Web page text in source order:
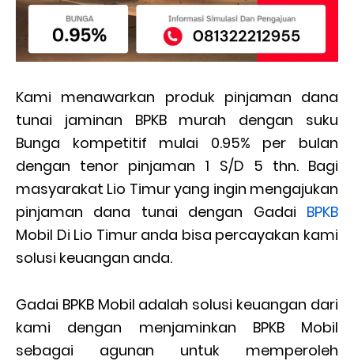
Kami menawarkan produk pinjaman dana
tunai jaminan BPKB murah dengan suku
Bunga kompetitif mulai 0.95% per bulan
dengan tenor pinjaman 1 S/D 5 thn. Bagi
masyarakat Lio Timur yang ingin mengajukan
pinjaman dana tunai dengan Gadai BPKB
Mobil Di Lio Timur anda bisa percayakan kami
solusi keuangan anda.
Gadai BPKB Mobil adalah solusi keuangan dari
kami dengan menjaminkan BPKB Mobil
sebagai agunan untuk memperoleh